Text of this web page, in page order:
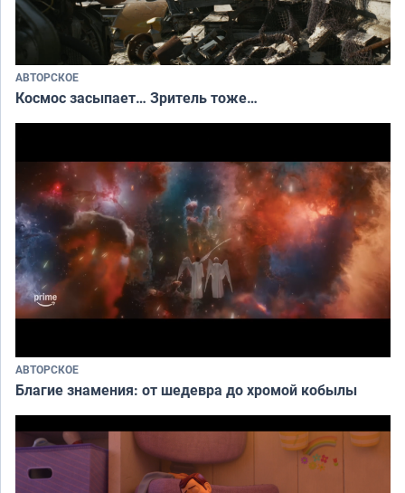
АВТОРСКОЕ
Космос засыпает… Зритель тоже…
АВТОРСКОЕ
Благие знамения: от шедевра до хромой кобылы